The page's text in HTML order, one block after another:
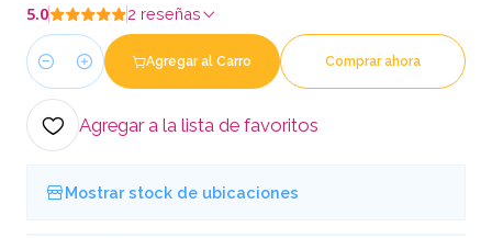
5.0 2 reseñas
Cantidad
Agregar al Carro Comprar ahora
Agregar a la lista de favoritos
Mostrar stock de ubicaciones